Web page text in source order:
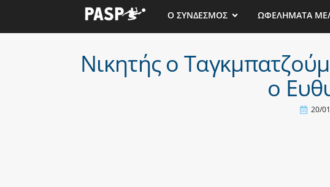
Ο ΣΥΝΔΕΣΜΟΣ ΩΦΕΛΗΜΑΤΑ
Νικητής ο
ο
20/